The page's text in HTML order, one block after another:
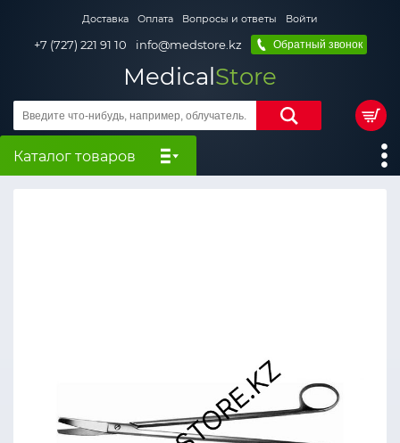
Доставка Оплата Вопросы и ответы Войти
+7 (727) 221 91 10 info@medstore.kz Обратный звонок
MedicalStore
Каталог товаров